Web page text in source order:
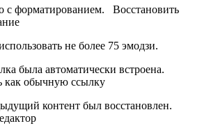
с форматированием. Восстановить
не более 75 эмодзи.
была автоматически встроена.
как обычную ссылку
контент был восстановлен.